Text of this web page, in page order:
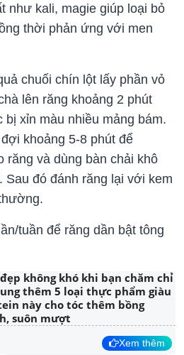
như kali, magie giúp loại bỏ
thời phản ứng với men
chuối chín lột lấy phần vỏ
lên răng khoảng 2 phút
xỉn màu nhiều mảng bám.
khoảng 5-8 phút để
răng và dùng bàn chải khô
Sau đó đánh răng lại với kem
tuần để răng dần bật tông
không khó khi bạn chăm chỉ
thêm 5 loại thực phẩm giàu
này cho tóc thêm bồng
suôn mượt
Xem thêm